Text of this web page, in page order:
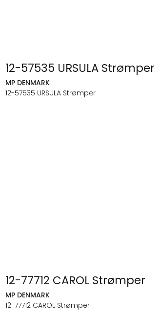
12-57535 URSULA Strømper
MP DENMARK
12-57535 URSULA Strømper
12-77712 CAROL Strømper
MP DENMARK
12-77712 CAROL Strømper